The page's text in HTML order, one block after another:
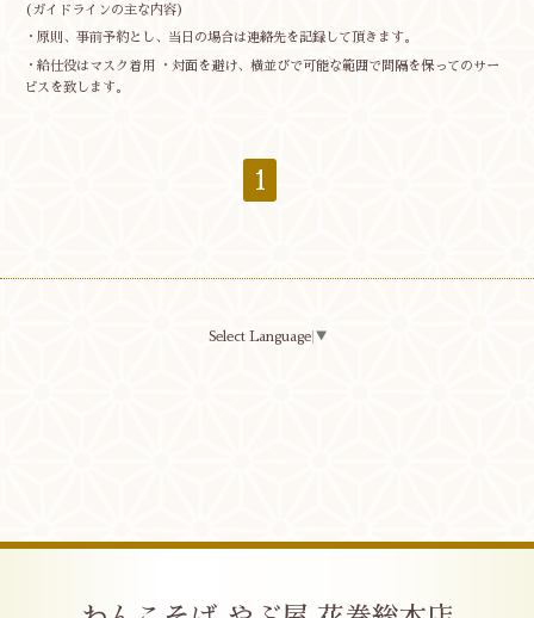
(ガイドラインの主な内容)
・原則、事前予約とし、当日の場合は連絡先を記録して頂きます。
・給仕役はマスク着用 ・対面を避け、横並びで可能な範囲で間隔を保ってのサー
ビスを致します。
1
Select Language ▼